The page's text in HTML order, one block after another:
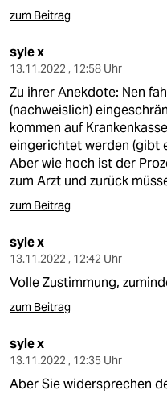
zum Beitrag
syle x
13.11.2022 , 12:58 Uhr
Zu ihrer Anekdote: Nen
(nachweislich)
kommen auf
eingerichtet werden (gibt
Aber wie hoch ist der
zum Arzt und zurück
zum Beitrag
syle x
13.11.2022 , 12:42 Uhr
Volle Zustimmung,
zum Beitrag
syle x
13.11.2022 , 12:35 Uhr
Aber Sie widersprechen